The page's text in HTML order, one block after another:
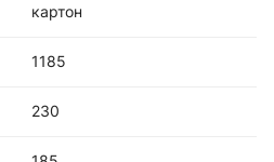
картон
1185
230